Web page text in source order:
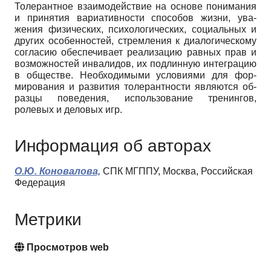
Толерантное взаимодействие на основе понима­ния
и принятия вариативности способов жизни, ува­
жения физических, психологических, социальных и
других особенностей, стремления к диалогическому
согласию обеспечивает реализацию равных прав и
возможностей инвалидов, их подлинную интегра­цию
в обществе. Необходимыми условиями для фор­
мирования и развития толерантности являются об­
разцы поведения, использование тренингов,
ролевых и деловых игр.
Информация об авторах
О.Ю. Коновалова, СПК МГППУ, Москва, Российская
Федерация
Метрики
Просмотров web